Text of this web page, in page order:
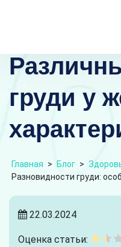
груди у
Главная > Блог >
Разновидности груди:
22.03.2024
Оценка статьи: